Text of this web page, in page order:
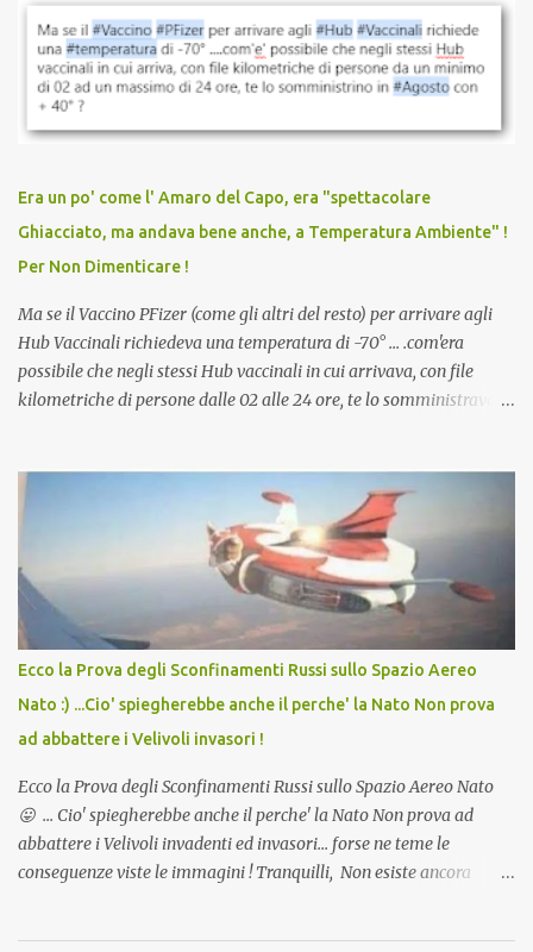
vaccinazione. Non avevamo mai sentito parlare di ricompense,
sconti, incentivi per vaccinarsi. Non avevamo mai visto
discriminazioni per coloro che non l’hanno fatto. Se non sei stato
vaccinato, nessuno aveva prima cercato di farti sentire una
persona cattiva. Non avevamo mai visto un vaccino che minacci le
vaccino usato per minacciare i mezzi di sussistenza, il lavoro o la
scuola. Non avevamo mai visto un vaccino che permettesse a un
dodicenne di ignorare il consenso dei genitori. Dopo tutti i vaccini
che abbiamo elencato sopra...
Era un po' come l' Amaro del Capo, era "spettacolare
Ghiacciato, ma andava bene anche, a Temperatura Ambiente" !
Per Non Dimenticare !
Ma se il Vaccino PFizer (come gli altri del resto) per arrivare agli
Hub Vaccinali richiedeva una temperatura di -70° ... .com'era
possibile che negli stessi Hub vaccinali in cui arrivava, con file
kilometriche di persone dalle 02 alle 24 ore, te lo somministravano
Vaccino come: l' Amaro del Capo, era "spettacolare Ghiacciato, ma
andava bene anche, a Temperatura Ambiente"! Riproponiamo
l'articolo per NON Dimenticare!
Ecco la Prova degli Sconfinamenti Russi sullo Spazio Aereo
Nato :) ...Cio' spiegherebbe anche il perche' la Nato Non prova
ad abbattere i Velivoli invasori !
Ecco la Prova degli Sconfinamenti Russi sullo Spazio Aereo Nato
😛 ... Cio' spiegherebbe anche il perche' la Nato Non prova ad
abbattere i Velivoli invadenti ed invasori... forse ne teme le
conseguenze viste le immagini ! Tranquilli, Non esiste ancora